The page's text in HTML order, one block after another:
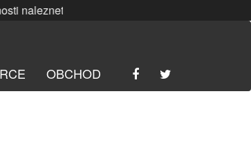
nalezneteZDE
OBCHOD